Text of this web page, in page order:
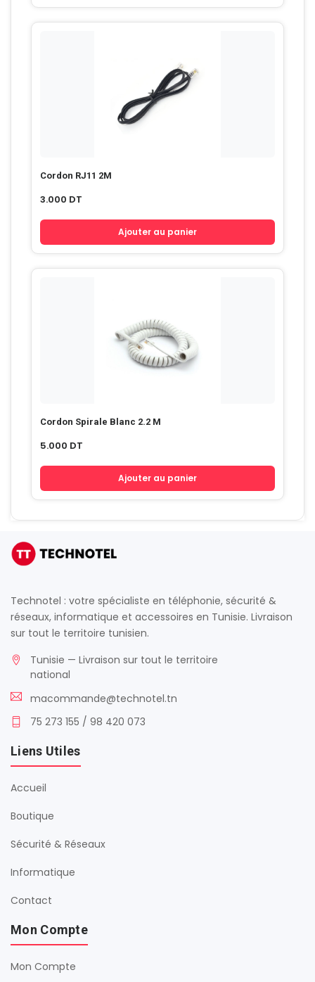
Cordon RJ11 2M
3.000 DT
Ajouter au panier
Cordon Spirale Blanc 2.2 M
5.000 DT
Ajouter au panier
Technotel : votre spécialiste en téléphonie, sécurité &
réseaux, informatique et accessoires en Tunisie. Livraison
sur tout le territoire tunisien.
Tunisie — Livraison sur tout le territoire
national
macommande@technotel.tn
75 273 155 / 98 420 073
Liens Utiles
Accueil
Boutique
Sécurité & Réseaux
Informatique
Contact
Mon Compte
Mon Compte